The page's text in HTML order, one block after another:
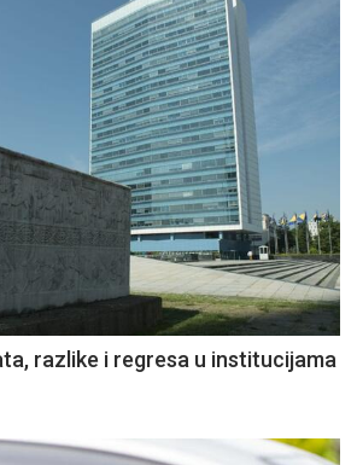
razlike i regresa u institucijama